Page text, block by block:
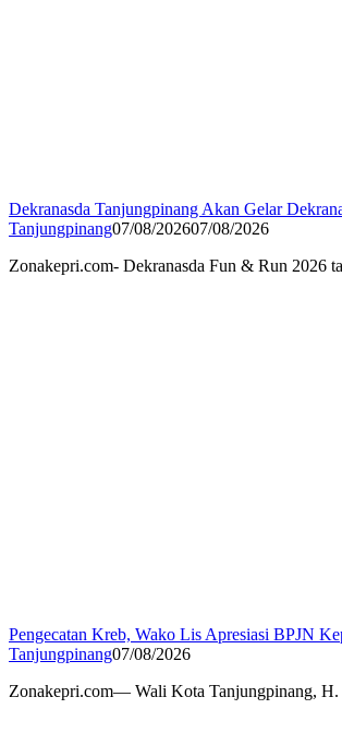
Dekranasda Tanjungpinang Akan Gelar
Tanjungpinang07/08/202607/08/2026
Zonakepri.com- Dekranasda Fun & Run 2026
Pengecatan Kreb, Wako Lis Apresiasi BPJN
Tanjungpinang07/08/2026
Zonakepri.com— Wali Kota Tanjungpinang, H.